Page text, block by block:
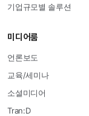
기업규모별 솔루션
미디어룸
언론보도
교육/세미나
소셜미디어
Tran:D